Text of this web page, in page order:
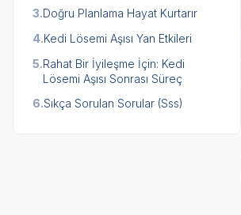
3.Doğru Planlama Hayat Kurtarır
4.Kedi Lösemi Aşısı Yan Etkileri
5.Rahat Bir İyileşme İçin: Kedi
Lösemi Aşısı Sonrası Süreç
6.Sıkça Sorulan Sorular (Sss)